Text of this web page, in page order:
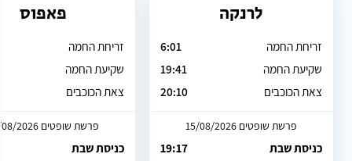
לרנקה
זריחת החמה
6:01
שקיעת החמה
19:41
צאת הכוכבים
20:10
פרשת שופטים 15/08/2026
כניסת שבת
19:17
פאפוס
זריחת החמה
שקיעת החמה
צאת הכוכבים
פרשת שופטים 15/08/2026
כניסת שבת